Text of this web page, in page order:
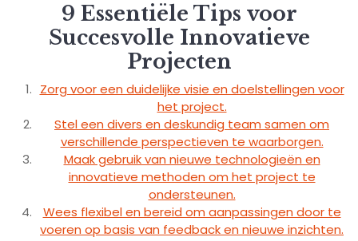
9 Essentiële Tips voor
Succesvolle Innovatieve
Projecten
Zorg voor een duidelijke visie en doelstellingen voor
het project.
Stel een divers en deskundig team samen om
verschillende perspectieven te waarborgen.
Maak gebruik van nieuwe technologieën en
innovatieve methoden om het project te
ondersteunen.
Wees flexibel en bereid om aanpassingen door te
voeren op basis van feedback en nieuwe inzichten.